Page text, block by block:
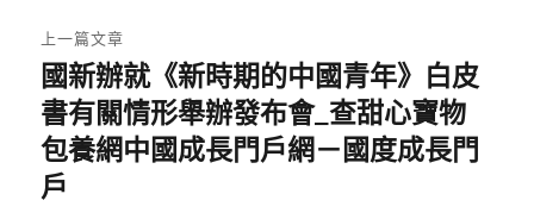
章
導
覽
上一篇文章
上
一
篇
文
章:
國新辦就《新時期的中國青年》白皮
書有關情形舉辦發布會_查甜心寶物
包養網中國成長門戶網－國度成長門
戶